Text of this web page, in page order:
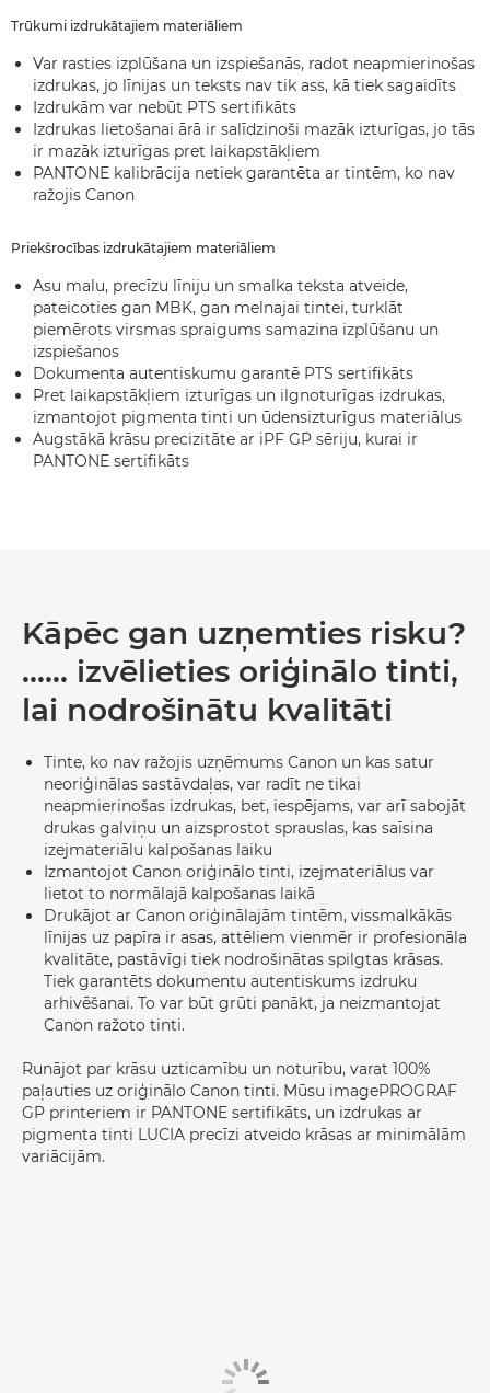
Trūkumi izdrukātajiem materiāliem
Var rasties izplūšana un izspiešanās, radot neapmierinošas
izdrukas, jo līnijas un teksts nav tik ass, kā tiek sagaidīts
Izdrukām var nebūt PTS sertifikāts
Izdrukas lietošanai ārā ir salīdzinoši mazāk izturīgas, jo tās
ir mazāk izturīgas pret laikapstākļiem
PANTONE kalibrācija netiek garantēta ar tintēm, ko nav
ražojis Canon
Priekšrocības izdrukātajiem materiāliem
Asu malu, precīzu līniju un smalka teksta atveide,
pateicoties gan MBK, gan melnajai tintei, turklāt
piemērots virsmas spraigums samazina izplūšanu un
izspiešanos
Dokumenta autentiskumu garantē PTS sertifikāts
Pret laikapstākļiem izturīgas un ilgnoturīgas izdrukas,
izmantojot pigmenta tinti un ūdensizturīgus materiālus
Augstākā krāsu precizitāte ar iPF GP sēriju, kurai ir
PANTONE sertifikāts
Kāpēc gan uzņemties risku?
...... izvēlieties oriģinālo tinti,
lai nodrošinātu kvalitāti
Tinte, ko nav ražojis uzņēmums Canon un kas satur
neoriģinālas sastāvdaļas, var radīt ne tikai
neapmierinošas izdrukas, bet, iespējams, var arī sabojāt
drukas galviņu un aizsprostot sprauslas, kas saīsina
izejmateriālu kalpošanas laiku
Izmantojot Canon oriģinālo tinti, izejmateriālus var
lietot to normālajā kalpošanas laikā
Drukājot ar Canon oriģinālajām tintēm, vissmalkākās
līnijas uz papīra ir asas, attēliem vienmēr ir profesionāla
kvalitāte, pastāvīgi tiek nodrošinātas spilgtas krāsas.
Tiek garantēts dokumentu autentiskums izdruku
arhivēšanai. To var būt grūti panākt, ja neizmantojat
Canon ražoto tinti.
Runājot par krāsu uzticamību un noturību, varat 100%
paļauties uz oriģinālo Canon tinti. Mūsu imagePROGRAF
GP printeriem ir PANTONE sertifikāts, un izdrukas ar
pigmenta tinti LUCIA precīzi atveido krāsas ar minimālām
variācijām.